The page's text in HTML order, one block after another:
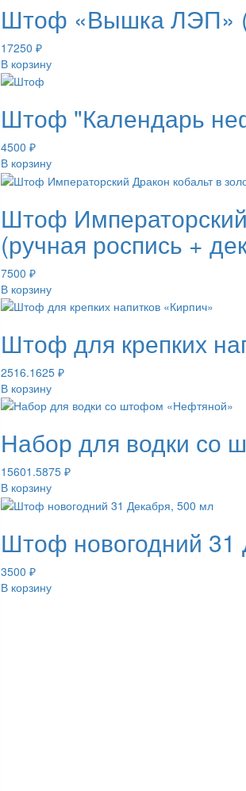
Штоф «Вышка ЛЭП»
17250 ₽
В корзину
Штоф "Календарь
4500 ₽
В корзину
Штоф
(ручная роспись +
7500 ₽
В корзину
Штоф для крепких
2516.1625 ₽
В корзину
Набор для водки со
15601.5875 ₽
В корзину
Штоф новогодний 31
3500 ₽
В корзину